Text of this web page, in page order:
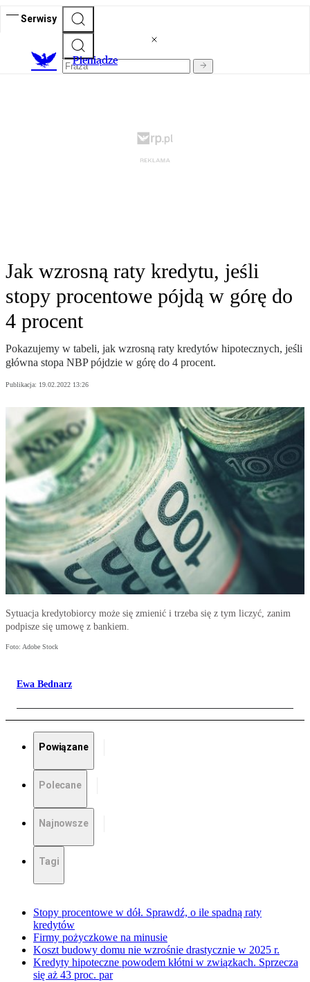
Serwisy
Pieniądze
Jak wzrosną raty kredytu, jeśli
stopy procentowe pójdą w górę do
4 procent
Pokazujemy w tabeli, jak wzrosną raty kredytów hipotecznych, jeśli
główna stopa NBP pójdzie w górę do 4 procent.
Publikacja: 19.02.2022 13:26
Sytuacja kredytobiorcy może się zmienić i trzeba się z tym liczyć, zanim
podpisze się umowę z bankiem.
Foto: Adobe Stock
Ewa Bednarz
Powiązane
Polecane
Najnowsze
Tagi
Stopy procentowe w dół. Sprawdź, o ile spadną raty
kredytów
Firmy pożyczkowe na minusie
Koszt budowy domu nie wzrośnie drastycznie w 2025 r.
Kredyty hipoteczne powodem kłótni w związkach. Sprzecza
się aż 43 proc. par